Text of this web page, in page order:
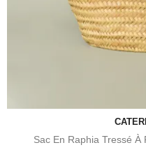
Sac En Raphia Tressé À